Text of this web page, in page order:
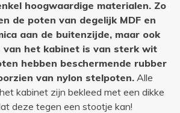
hoogwaardige materialen. Zo
de poten van degelijk MDF en
aan de buitenzijde, maar ook
van het kabinet is van sterk wit
hebben beschermende rubber
van nylon stelpoten. Alle
kabinet zijn bekleed met een dikke
deze tegen een stootje kan!